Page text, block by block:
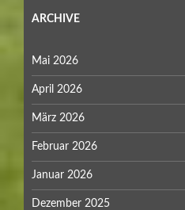
ARCHIVE
Mai 2026
April 2026
März 2026
Februar 2026
Januar 2026
Dezember 2025